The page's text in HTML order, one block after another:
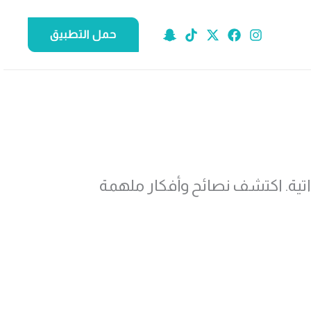
حمل التطبيق
اكتشف نصائح وأفكار ملهمة